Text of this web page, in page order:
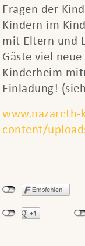
Fragen der
Kindern im
mit Eltern und
Gäste viel
Kinderheim
Einladung!
content/